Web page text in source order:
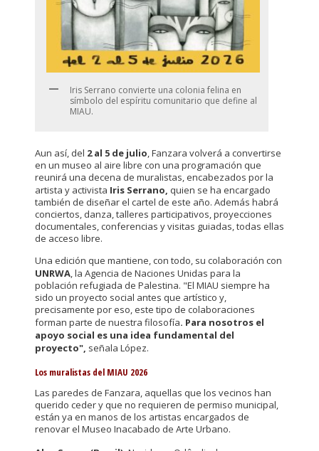
Iris Serrano convierte una colonia felina en
símbolo del espíritu comunitario que define al
MIAU.
Aun así, del 2 al 5 de julio, Fanzara volverá a convertirse
en un museo al aire libre con una programación que
reunirá una decena de muralistas, encabezados por la
artista y activista Iris Serrano, quien se ha encargado
también de diseñar el cartel de este año. Además habrá
conciertos, danza, talleres participativos, proyecciones
documentales, conferencias y visitas guiadas, todas ellas
de acceso libre.
Una edición que mantiene, con todo, su colaboración con
UNRWA, la Agencia de Naciones Unidas para la
población refugiada de Palestina. "El MIAU siempre ha
sido un proyecto social antes que artístico y,
precisamente por eso, este tipo de colaboraciones
forman parte de nuestra filosofía. Para nosotros el
apoyo social es una idea fundamental del
proyecto", señala López.
Los muralistas del MIAU 2026
Las paredes de Fanzara, aquellas que los vecinos han
querido ceder y que no requieren de permiso municipal,
están ya en manos de los artistas encargados de
renovar el Museo Inacabado de Arte Urbano.